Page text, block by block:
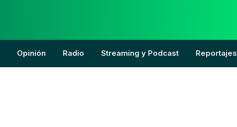
Opinión Radio Streaming y Podcast Reportajes